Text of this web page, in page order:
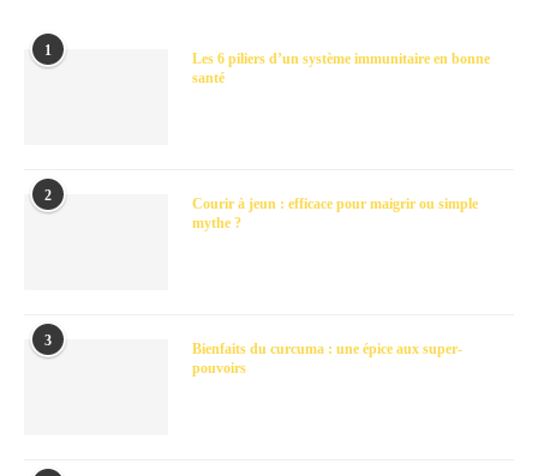
1
Les 6 piliers d’un système immunitaire en bonne
santé
2
Courir à jeun : efficace pour maigrir ou simple
mythe ?
3
Bienfaits du curcuma : une épice aux super-
pouvoirs